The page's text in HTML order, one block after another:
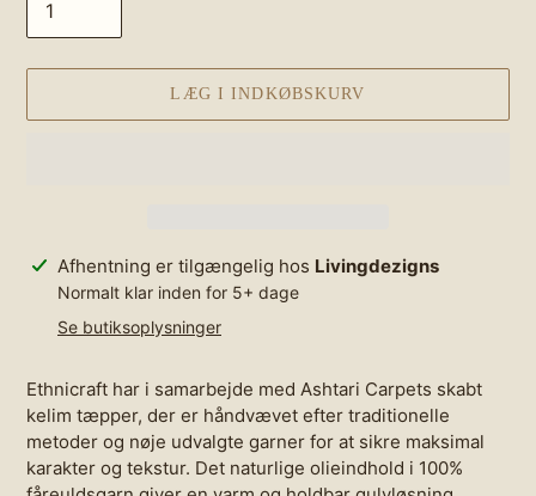
LÆG I INDKØBSKURV
Lægger
produkt
Afhentning er tilgængelig hos Livingdezigns
Normalt klar inden for 5+ dage
Se butiksoplysninger
Ethnicraft har i samarbejde med Ashtari Carpets skabt
kelim tæpper, der er håndvævet efter traditionelle
metoder og nøje udvalgte garner for at sikre maksimal
karakter og tekstur. Det naturlige olieindhold i 100%